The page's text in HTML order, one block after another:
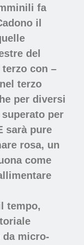
fa
il
del
con –
terzo
per diversi
per
sarà pure
rosa, un
come
tempo,
micro-